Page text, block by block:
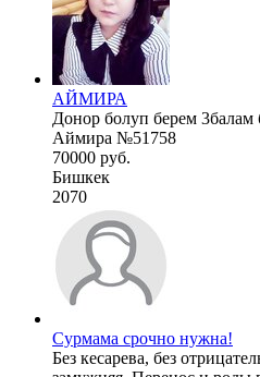
АЙМИРА
Донор болуп берем 3балам
Аймира №51758
70000 руб.
Бишкек
2070
Сурмама срочно нужна!
Без кесарева, без